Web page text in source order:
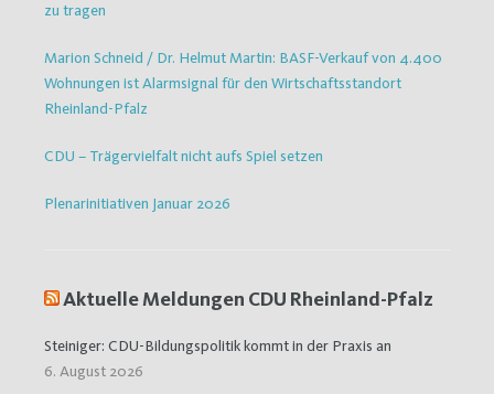
zu tragen
Marion Schneid / Dr. Helmut Martin: BASF-Verkauf von 4.400
Wohnungen ist Alarmsignal für den Wirtschaftsstandort
Rheinland-Pfalz
CDU – Trägervielfalt nicht aufs Spiel setzen
Plenarinitiativen Januar 2026
Aktuelle Meldungen CDU Rheinland-Pfalz
Steiniger: CDU-Bildungspolitik kommt in der Praxis an
6. August 2026